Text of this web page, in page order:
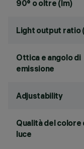
90° o oltre (lm)
Light output ratio
Ottica e angolo di
emissione
Adjustability
Qualità del colore
luce